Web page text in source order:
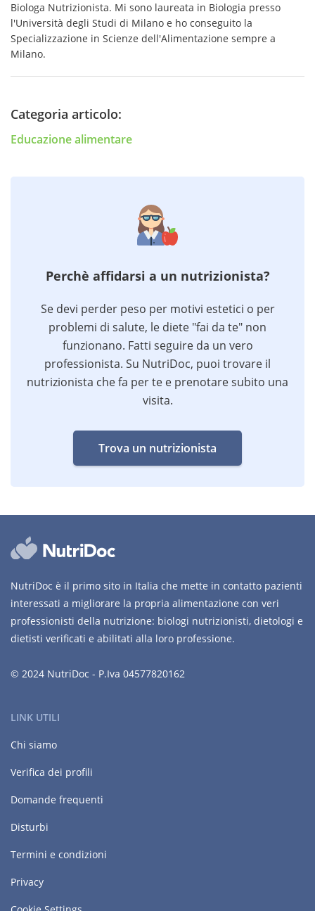
Biologa Nutrizionista. Mi sono laureata in Biologia presso
l'Università degli Studi di Milano e ho conseguito la
Specializzazione in Scienze dell'Alimentazione sempre a
Milano.
Categoria articolo:
Educazione alimentare
Perchè affidarsi a un nutrizionista?
Se devi perder peso per motivi estetici o per
problemi di salute, le diete "fai da te" non
funzionano. Fatti seguire da un vero
professionista. Su NutriDoc, puoi trovare il
nutrizionista che fa per te e prenotare subito una
visita.
Trova un nutrizionista
NutriDoc è il primo sito in Italia che mette in contatto pazienti
interessati a migliorare la propria alimentazione con veri
professionisti della nutrizione: biologi nutrizionisti, dietologi e
dietisti verificati e abilitati alla loro professione.
© 2024 NutriDoc - P.Iva 04577820162
LINK UTILI
Chi siamo
Verifica dei profili
Domande frequenti
Disturbi
Termini e condizioni
Privacy